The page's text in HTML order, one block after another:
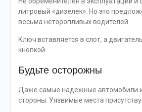
литровый «дизелек». Но это
весьма неторопливых водителей.
Ключ вставляется в слот, а
кнопкой.
Будьте осторожны
Даже самые надежные автомобили
стороны. Уязвимые места